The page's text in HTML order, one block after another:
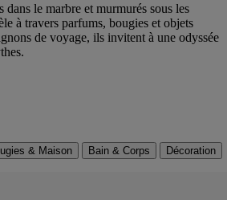
dans le marbre et murmurés sous les
à travers parfums, bougies et objets
de voyage, ils invitent à une odyssée
& Maison Bain & Corps Décoration